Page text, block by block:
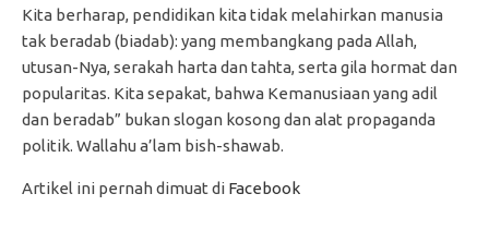
Kita berharap, pendidikan kita tidak melahirkan manusia
tak beradab (biadab): yang membangkang pada Allah,
utusan-Nya, serakah harta dan tahta, serta gila hormat dan
popularitas. Kita sepakat, bahwa Kemanusiaan yang adil
dan beradab” bukan slogan kosong dan alat propaganda
politik. Wallahu a’lam bish-shawab.
Artikel ini pernah dimuat di Facebook